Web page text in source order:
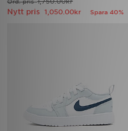
Nytt pris 1,050.00kr Spara 40%